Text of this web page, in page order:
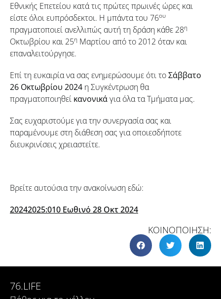
Εθνικής Επετείου κατά τις πρώτες πρωινές ώρες και
είστε όλοι ευπρόσδεκτοι. Η μπάντα του 76ου
πραγματοποιεί ανελλιπώς αυτή τη δράση κάθε 28η
Οκτωβρίου και 25η Μαρτίου από το 2012 όταν και
επαναλειτούργησε.
Επί τη ευκαιρία να σας ενημερώσουμε ότι τοΣάββατο
26 Οκτωβρίου 2024 η Συγκέντρωση θα
πραγματοποιηθεί κανονικάγια όλα τα Τμήματα μας.
Σας ευχαριστούμε για την συνεργασία σας και
παραμένουμε στη διάθεση σας για οποιεσδήποτε
διευκρινίσεις χρειαστείτε.
Βρείτε αυτούσια την ανακοίνωση εδώ:
20242025:010 Εωθινό 28 Οκτ 2024
ΚΟΙΝΟΠΟΙΗΣΗ:
76.LIFE